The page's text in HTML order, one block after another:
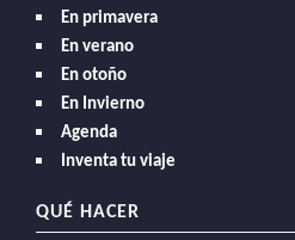
En primavera
En verano
En otoño
En Invierno
Agenda
Inventa tu viaje
QUÉ HACER